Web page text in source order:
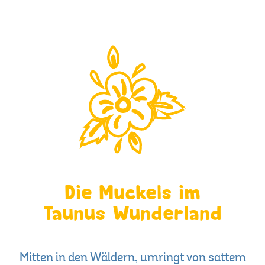
Die Muckels im
Taunus Wunderland
Mitten in den Wäldern, umringt von sattem